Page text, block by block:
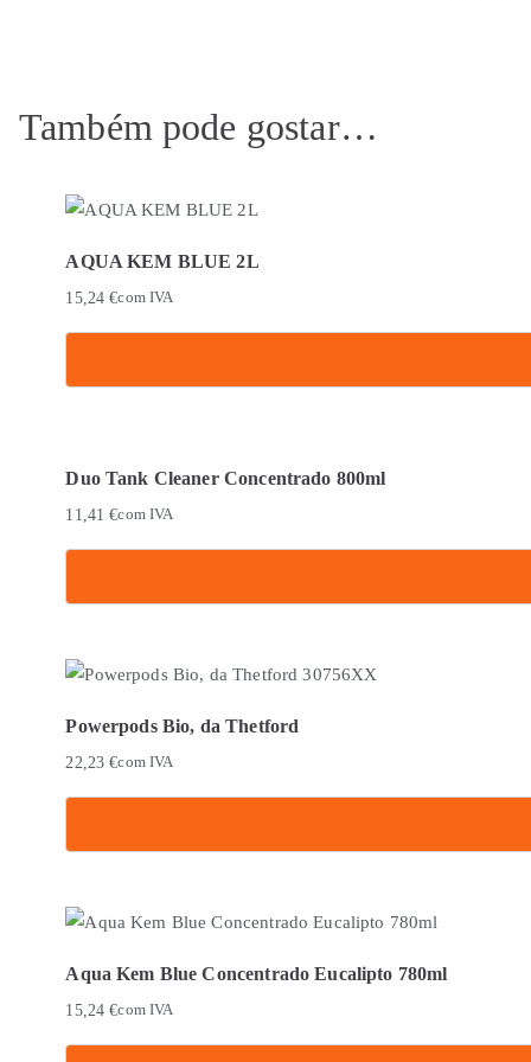
Também pode gostar…
AQUA KEM BLUE 2L
15,24€com IVA
Duo Tank Cleaner Concentrado 800ml
11,41€com IVA
Powerpods Bio, da Thetford
22,23€com IVA
Aqua Kem Blue Concentrado Eucalipto 780ml
15,24€com IVA